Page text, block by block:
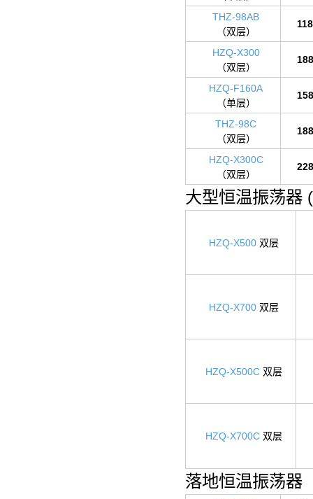
THZ-98AB
（双层）
HZQ-X300
（双层）
HZQ-F160A
（单层）
THZ-98C
（双层）
HZQ-X300C
（双层）
大型恒温振荡器
HZQ-X500双层
HZQ-X700双层
HZQ-X500C双层
HZQ-X700C双层
落地恒温振荡器